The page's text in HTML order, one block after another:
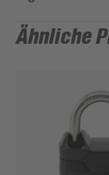
Ähnliche